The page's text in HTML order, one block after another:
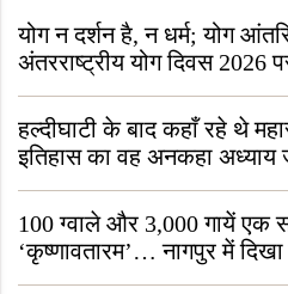
योग न दर्शन है, न धर्म; योग
अंतरराष्ट्रीय योग दिवस 2026
हल्दीघाटी के बाद कहाँ रहे थे
इतिहास का वह अनकहा अध्याय
जीवित है
100 ग्वाले और 3,000 गायें एक
‘कृष्णावतारम’… नागपुर में
“ऐसा तो सिर्फ़ कृष्ण ही कर